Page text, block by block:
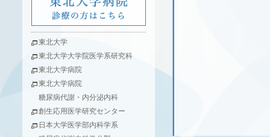
東北大学
東北大学大学院医学系研究科
東北大学病院
東北大学病院
糖尿病代謝・内分泌内科
創生応用医学研究センター
日本大学医学部内科学系